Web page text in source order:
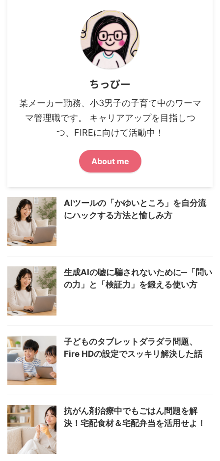
ちっぴー
某メーカー勤務、小3男子の子育て中のワーマ
マ管理職です。 キャリアアップを目指しつ
つ、FIREに向けて活動中！
About me
AIツールの「かゆいところ」を自分流
にハックする方法と愉しみ方
生成AIの嘘に騙されないために─「問い
の力」と「検証力」を鍛える使い方
子どものタブレットダラダラ問題、
Fire HDの設定でスッキリ解決した話
抗がん剤治療中でもごはん問題を解
決！宅配食材＆宅配弁当を活用せよ！